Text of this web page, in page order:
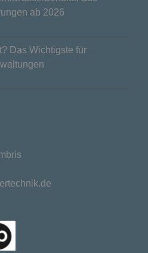
ab 2026
Das Wichtigste für